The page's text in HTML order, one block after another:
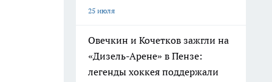
25 июля
Овечкин и Кочетков зажгли на
«Дизель-Арене» в Пензе:
легенды хоккея поддержали